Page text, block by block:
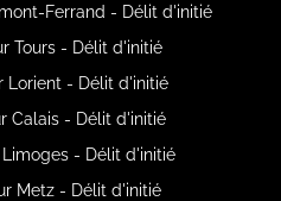
Ferrand - Délit d'initié
Tours - Délit d'initié
Lorient - Délit d'initié
Calais - Délit d'initié
- Délit d'initié
Metz - Délit d'initié